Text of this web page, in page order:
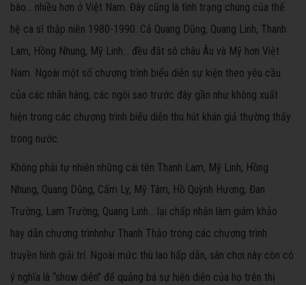
bào... nhiều hơn ở Việt Nam. Đây cũng là tình trạng chung của thế
hệ ca sĩ thập niên 1980-1990. Cả Quang Dũng, Quang Linh, Thanh
Lam, Hồng Nhung, Mỹ Linh… đều đắt sô châu Âu và Mỹ hơn Việt
Nam. Ngoài một số chương trình biểu diễn sự kiện theo yêu cầu
của các nhãn hàng, các ngôi sao trước đây gần như không xuất
hiện trong các chương trình biểu diễn thu hút khán giả thường thấy
trong nước.
Không phải tự nhiên những cái tên Thanh Lam, Mỹ Linh, Hồng
Nhung, Quang Dũng, Cẩm Ly, Mỹ Tâm, Hồ Quỳnh Hương, Đan
Trường, Lam Trường, Quang Linh… lại chấp nhận làm giám khảo
hay dẫn chương trìnhnhư Thanh Thảo trong các chương trình
truyền hình giải trí. Ngoài mức thù lao hấp dẫn, sân chơi này còn có
ý nghĩa là “show diễn” để quảng bá sự hiện diện của họ trên thị